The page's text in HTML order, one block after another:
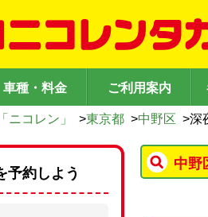
車種・料金 ご利用案内
ニコレン」 >東京都 >中野区 >深
中野
予約しよう